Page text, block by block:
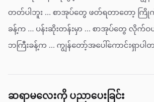
တတ်ပါဘူး … စာအုပ်တွေ ဖတ်ရတာတော့ က
ခန့်က … ပန်းဆိုးတန်းမှာ … စာအုပ်တွေ လိုက်
ဘကြီးခန့်က … ကျွန်တော့်အပေါ်ကောင်းရှာပ
ဆရာမလေးကို ပညာပေးခြင်း